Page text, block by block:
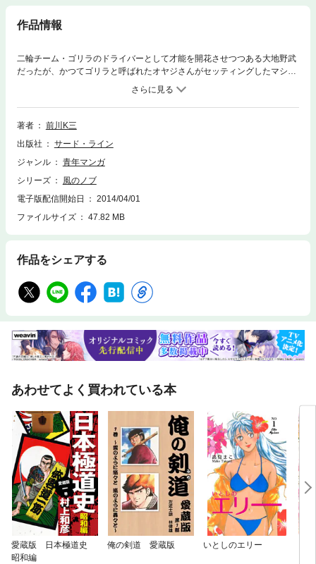
作品情報
二輪チーム・ゴリラのドライバーとして才能を開花させつつある大地野武
だったが、かつてゴリラと呼ばれたオヤジさんがセッティングしたマシン
の力を、全ては発揮できていなかった。悩む野武だったが、命をかけた公
道レースのさなか、決定的ななにかを掴む……。
著者
前川K三
出版社
サード・ライン
ジャンル
青年マンガ
シリーズ
風のノブ
電子版配信開始日
2014/04/01
ファイルサイズ
47.82 MB
作品をシェアする
あわせてよく買われている本
愛蔵版 日本極道史
昭和編
俺の剣道 愛蔵版 いとしのエリー